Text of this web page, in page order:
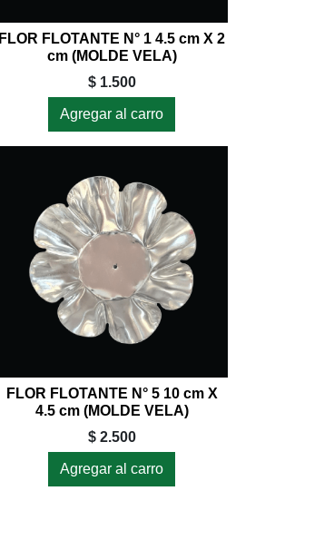
FLOR FLOTANTE N° 1 4.5 cm X 2
cm (MOLDE VELA)
$ 1.500
Agregar al carro
FLOR FLOTANTE N° 5 10 cm X
4.5 cm (MOLDE VELA)
$ 2.500
Agregar al carro